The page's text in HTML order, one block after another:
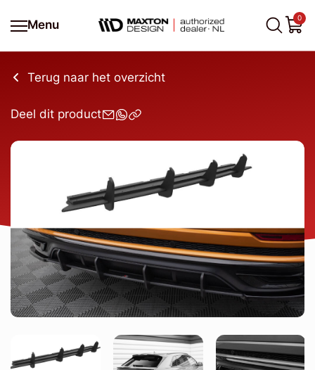
Menu
0
Terug naar het overzicht
Deel dit product